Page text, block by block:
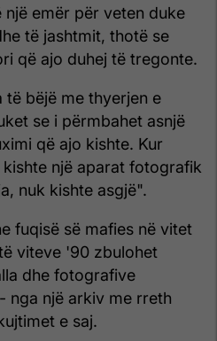
emër për veten duke
të jashtmit, thotë se
që ajo duhej të tregonte.
të bëjë me thyerjen e
se i përmbahet asnjë
që ajo kishte. Kur
një aparat fotografik
nuk kishte asgjë".
fuqisë së mafies në vitet
viteve '90 zbulohet
dhe fotografive
nga një arkiv me rreth
e saj.